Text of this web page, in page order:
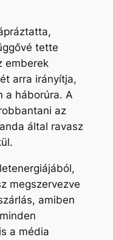
tette
emberek
arra irányítja,
a háborúra. A
az
által ravasz
megszervezve
amiben
a média